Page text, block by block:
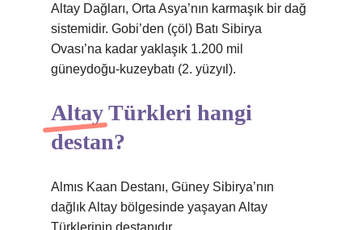
Altay Dağları, Orta Asya’nın karmaşık bir dağ
sistemidir. Gobi’den (çöl) Batı Sibirya
Ovası’na kadar yaklaşık 1.200 mil
güneydoğu-kuzeybatı (2. yüzyıl).
Altay Türkleri hangi
destan?
Almıs Kaan Destanı, Güney Sibirya’nın
dağlık Altay bölgesinde yaşayan Altay
Türklerinin destanıdır.